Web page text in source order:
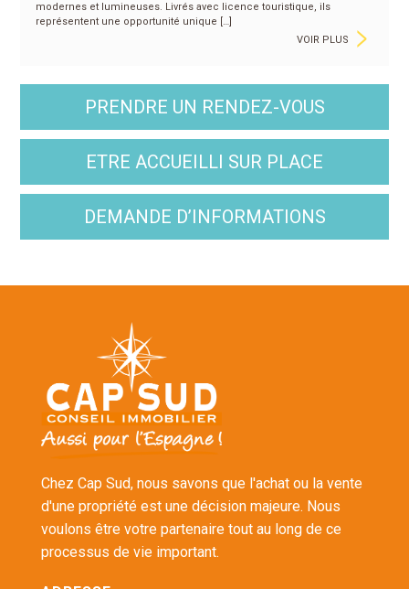
modernes et lumineuses. Livrés avec licence touristique, ils
représentent une opportunité unique […]
VOIR PLUS
>
PRENDRE UN RENDEZ-VOUS
ETRE ACCUEILLI SUR PLACE
DEMANDE D’INFORMATIONS
Chez Cap Sud, nous savons que l'achat ou la vente
d'une propriété est une décision majeure. Nous
voulons être votre partenaire tout au long de ce
processus de vie important.